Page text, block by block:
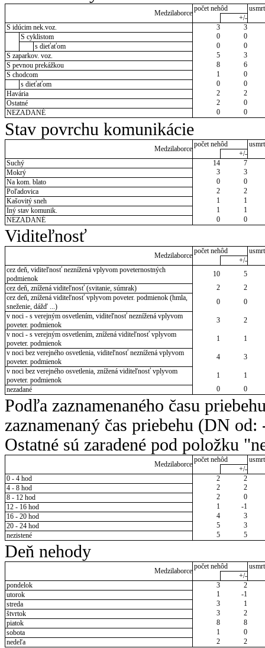
Medzilaborce
počet nehôd
+/-
S idúcim nek.voz.
3
3
S cyklistom
0
0
s dieťaťom
0
0
S zaparkov. voz.
5
3
S pevnou prekážkou
8
6
S chodcom
1
0
s dieťaťom
0
0
Havária
2
2
Ostatné
2
0
NEZADANÉ
0 0
Stav povrchu komunikácie
Medzilaborce
počet nehôd
+/-
Suchý
14
7
Mokrý
3
3
Na kom. blato
0
0
Poľadovica
2
2
Kašovitý sneh
1
1
Iný stav komunik.
1
1
NEZADANÉ
0 0
Viditeľnosť
Medzilaborce
počet nehôd
+/-
cez deň, viditeľnosť neznížená vplyvom poveternostných
podmienok
10
5
cez deň, znížená viditeľnosť (svitanie, súmrak)
2
2
cez deň, znížená viditeľnosť vplyvom poveter. podmienok (hmla,
sneženie, dážď ...)
0
0
v noci - s verejným osvetlením, viditeľnosť neznížená vplyvom
poveter. podmienok
3
2
v noci - s verejným osvetlením, znížená viditeľnosť vplyvom
poveter. podmienok
1
1
v noci bez verejného osvetlenia, viditeľnosť neznížená vplyvom
poveter. podmienok
4
3
v noci bez verejného osvetlenia, znížená viditeľnosť vplyvom
poveter. podmienok
1
1
nezadané
0 0
Podľa zaznamenaného času
zaznamenaný čas priebehu (DN
Ostatné sú zaradené pod položku
Medzilaborce
počet nehôd
+/-
0 - 4 hod
2
2
4 - 8 hod
2
2
8 - 12 hod
2
0
12 - 16 hod
1
-1
16 - 20 hod
4
3
20 - 24 hod
5
3
nezistené
5 5
Deň nehody
Medzilaborce
počet nehôd
+/-
pondelok
3
2
utorok
1
-1
streda
3
1
štvrtok
3
2
piatok
8
8
sobota
1
0
nedeľa
2 2